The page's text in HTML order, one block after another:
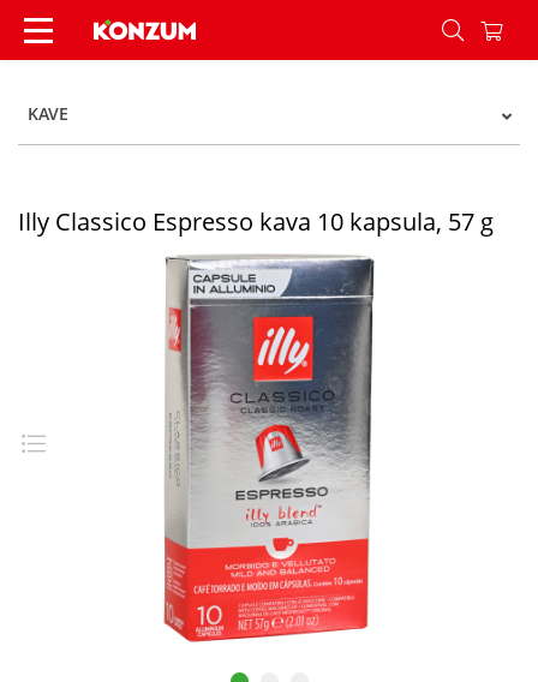
Illy Classico Espresso kava 10 kapsula, 57 g -
KAVE
Illy Classico Espresso kava 10 kapsula, 57 g